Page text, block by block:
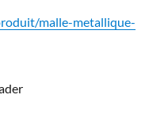
malle-metallique-